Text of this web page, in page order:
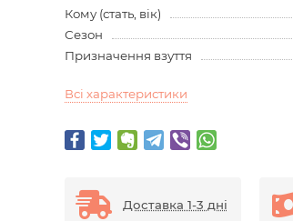
Кому (стать, вік)
Сезон
Призначення взуття
Всі характеристики
Доставка 1-3 дні